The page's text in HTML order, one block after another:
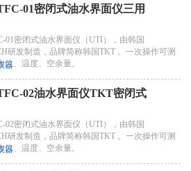
01密闭式油水界面仪三用
01密闭式油水界面仪（UTI），由韩国
研发制造，品牌简称韩国TKT 。一次操作可测
位、温度、空余量。
器
02油水界面仪TKT密闭式
02密闭式油水界面仪（UTI），由韩国
研发制造，品牌简称韩国TKT 。一次操作可测
位、温度、空余量。
器